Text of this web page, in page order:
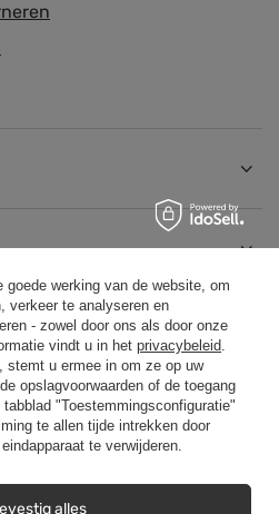
werking van de website, om
verkeer te analyseren en
- zowel door ons als door onze
vindt u in het privacybeleid.
stemt u ermee in om ze op uw
opslagvoorwaarden of de toegang
"Toestemmingsconfiguratie"
te allen tijde intrekken door
te verwijderen.
alles